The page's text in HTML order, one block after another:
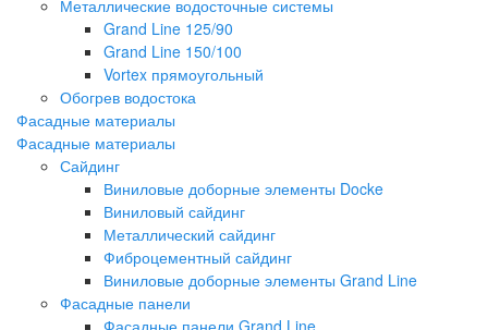
Металлические водосточные системы
Grand Line 125/90
Grand Line 150/100
Vortex прямоугольный
Обогрев водостока
Фасадные материалы
Фасадные материалы
Сайдинг
Виниловые доборные элементы Docke
Виниловый сайдинг
Металлический сайдинг
Фиброцементный сайдинг
Виниловые доборные элементы Grand Line
Фасадные панели